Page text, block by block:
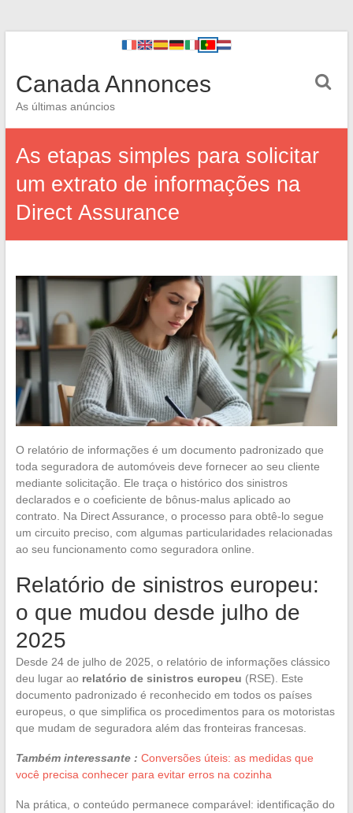
Canada Annonces
As últimas anúncios
As etapas simples para solicitar
um extrato de informações na
Direct Assurance
O relatório de informações é um documento padronizado que
toda seguradora de automóveis deve fornecer ao seu cliente
mediante solicitação. Ele traça o histórico dos sinistros
declarados e o coeficiente de bônus-malus aplicado ao
contrato. Na Direct Assurance, o processo para obtê-lo segue
um circuito preciso, com algumas particularidades relacionadas
ao seu funcionamento como seguradora online.
Relatório de sinistros europeu:
o que mudou desde julho de
2025
Desde 24 de julho de 2025, o relatório de informações clássico
deu lugar ao relatório de sinistros europeu (RSE). Este
documento padronizado é reconhecido em todos os países
europeus, o que simplifica os procedimentos para os motoristas
que mudam de seguradora além das fronteiras francesas.
Também interessante : Conversões úteis: as medidas que
você precisa conhecer para evitar erros na cozinha
Na prática, o conteúdo permanece comparável: identificação do